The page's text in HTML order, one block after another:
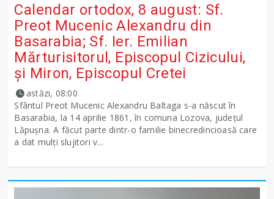
Calendar ortodox, 8 august: Sf.
Preot Mucenic Alexandru din
Basarabia; Sf. Ier. Emilian
Mărturisitorul, Episcopul Cizicului,
şi Miron, Episcopul Cretei
astăzi, 08:00
Sfântul Preot Mucenic Alexandru Baltaga s-a născut în
Basarabia, la 14 aprilie 1861, în comuna Lozova, județul
Lăpușna. A făcut parte dintr-o familie binecredincioasă care
a dat mulți slujitori v...